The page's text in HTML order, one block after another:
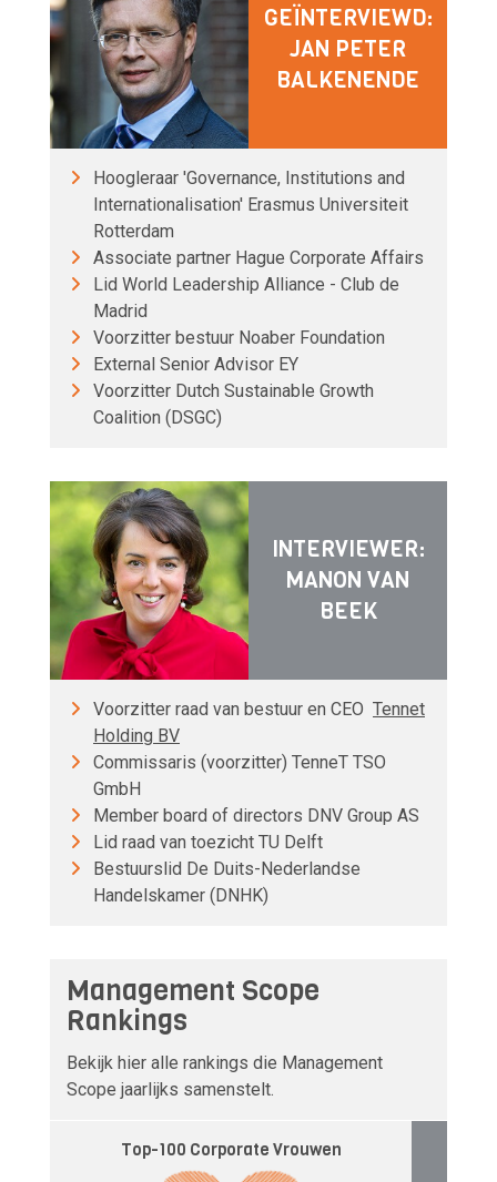
GEÏNTERVIEWD:
JAN PETER
BALKENENDE
Hoogleraar 'Governance, Institutions and
Internationalisation' Erasmus Universiteit
Rotterdam
Associate partner Hague Corporate Affairs
Lid World Leadership Alliance - Club de
Madrid
Voorzitter bestuur Noaber Foundation
External Senior Advisor EY
Voorzitter Dutch Sustainable Growth
Coalition (DSGC)
INTERVIEWER:
MANON VAN
BEEK
Voorzitter raad van bestuur en CEO Tennet
Holding BV
Commissaris (voorzitter) TenneT TSO
GmbH
Member board of directors DNV Group AS
Lid raad van toezicht TU Delft
Bestuurslid De Duits-Nederlandse
Handelskamer (DNHK)
Management Scope
Rankings
Bekijk hier alle rankings die Management
Scope jaarlijks samenstelt.
Top-100 Corporate Vrouwen